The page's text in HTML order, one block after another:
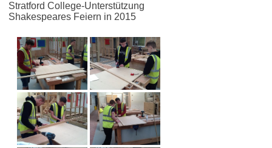
Stratford College-Unterstützung
Shakespeares Feiern in 2015